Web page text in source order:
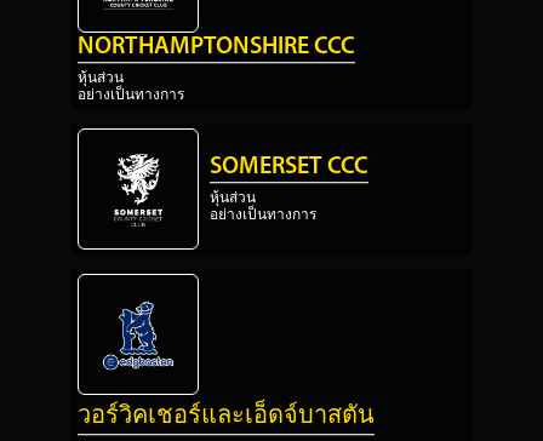
NORTHAMPTONSHIRE CCC
หุ้นส่วน
อย่างเป็นทางการ
SOMERSET CCC
หุ้นส่วน
อย่างเป็นทางการ
วอร์วิคเชอร์และเอ็ดจ์บาสตัน